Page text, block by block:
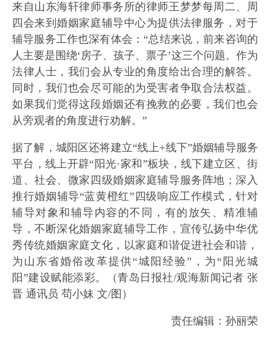
来自山东海轩律师事务所的律师王梦梦每周二、周
四会来到婚姻家庭辅导中心为提供法律服务，对于
辅导服务工作也深有体会：“总结来说，前来咨询的
人主要是围绕‘房子、孩子、票子’这三个问题。作为
法律人士，我们会从专业的角度给出合理的解答。
同时，我们也会尽可能的为受害者争取合法权益。
如果我们觉得这段婚姻还有挽救的必要，我们也会
从旁观者的角度进行劝解。”
据了解，城阳区还将建立“线上+线下”婚姻辅导服务
平台，线上开辟“阳光·家和”板块，线下建立区、街
道、社会、微家四级婚姻家庭辅导服务阵地；深入
推行婚姻辅导“蓝黄橙红”四级响应工作模式，针对
辅导对象和辅导内容的不同，有的放矢、精准辅
导，不断深化婚姻家庭辅导工作，宣传弘扬中华优
秀传统婚姻家庭文化，以家庭和谐促进社会和谐，
为山东省婚俗改革提供“城阳经验”，为“阳光城
阳”建设赋能添彩。（青岛日报社/观海新闻记者 张
晋 通讯员 苟小妹 文/图）
责任编辑：孙丽荣